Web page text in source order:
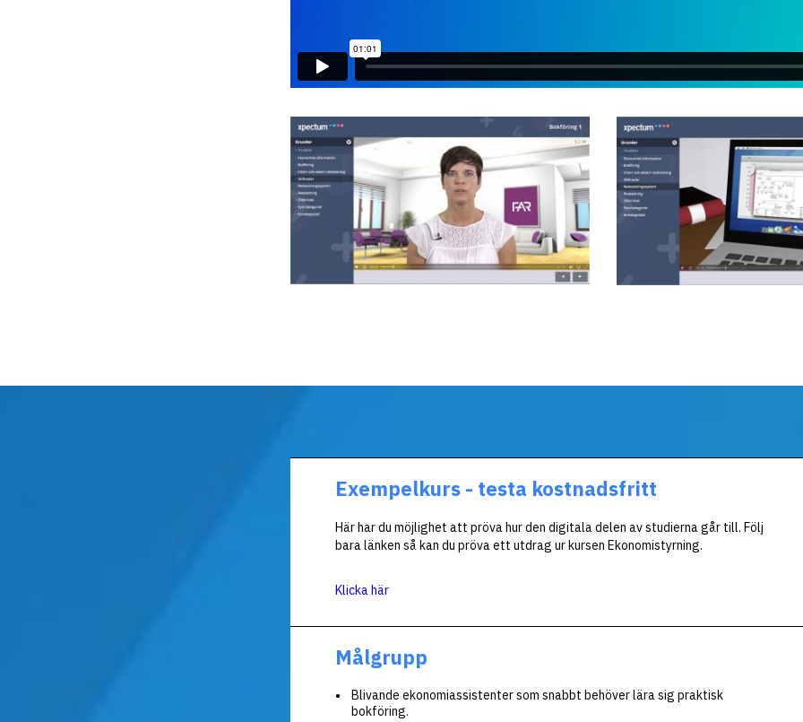
Exempelkurs - testa kostnadsfritt
Här har du möjlighet att pröva hur den digitala delen av studierna går till. Följ
bara länken så kan du pröva ett utdrag ur kursen Ekonomistyrning.
Klicka här
Målgrupp
Blivande ekonomiassistenter som snabbt behöver lära sig praktisk
bokföring.